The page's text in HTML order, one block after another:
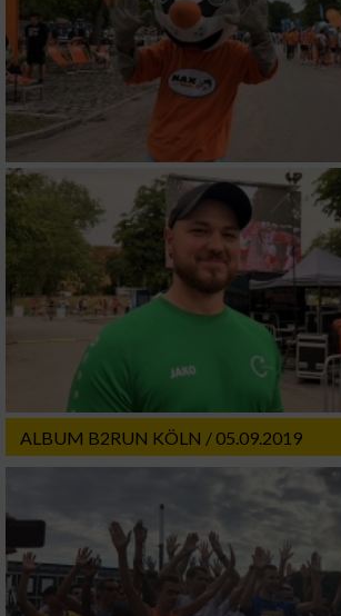
ALBUM B2RUN KÖLN / 05.09.2019